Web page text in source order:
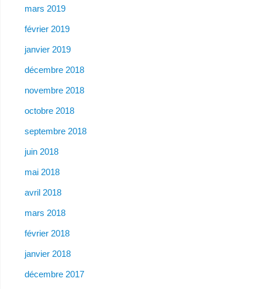
mars 2019
février 2019
janvier 2019
décembre 2018
novembre 2018
octobre 2018
septembre 2018
juin 2018
mai 2018
avril 2018
mars 2018
février 2018
janvier 2018
décembre 2017